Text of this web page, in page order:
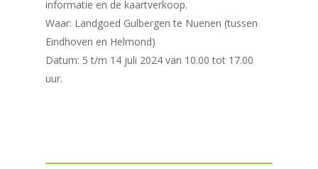
informatie en de kaartverkoop.
Waar: Landgoed Gulbergen te Nuenen (tussen
Eindhoven en Helmond)
Datum: 5 t/m 14 juli 2024 van 10.00 tot 17.00
uur.